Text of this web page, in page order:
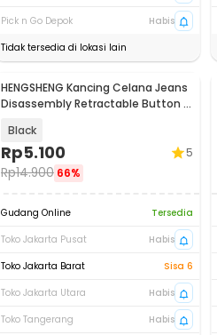
Pick n Go Depok
Habis
Tidak tersedia di lokasi lain
HENGSHENG Kancing Celana Jeans
Disassembly Retractable Button 4
Black
Rp5.100
Rp14.900 66%
5
Gudang Online
Tersedia
Toko Jakarta Pusat
Habis
Toko Jakarta Barat
Sisa 6
Toko Jakarta Utara
Habis
Toko Tangerang
Habis